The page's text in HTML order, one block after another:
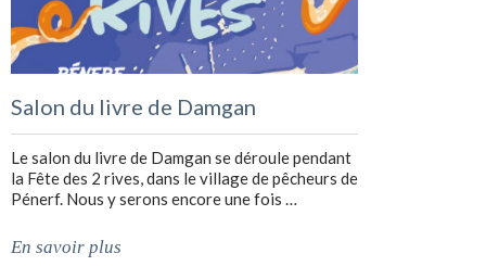
Salon du livre de Damgan
Le salon du livre de Damgan se déroule pendant
la Fête des 2 rives, dans le village de pêcheurs de
Pénerf. Nous y serons encore une fois …
En savoir plus